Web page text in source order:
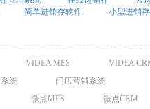
简单进销存软件 小型进销
VIDEA MES
VIDEA
统
门店营销系统
微点MES
微点CRM